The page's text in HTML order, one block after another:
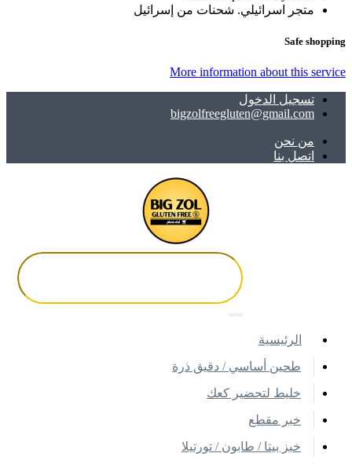
متجر اسرائيلي. شحنات من إسرائيل
Safe shopping
More information about this service
تسجيل الدخول
bigzolfreegluten@gmail.com
ﻣﻦ ﻧﺤﻦ
اتصل بنا
اﻟﺮﺋﻴﺴﻴﺔ
طحين أساسي / دقيق ذرة
خليط لتحضير كعك
خبر مقطع
خبز بيتا / طابون / تورتيلا